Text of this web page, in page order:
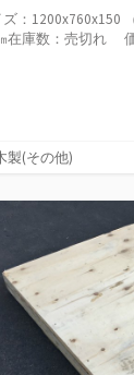
：1200x760x150
在庫数：売切れ
製(その他)